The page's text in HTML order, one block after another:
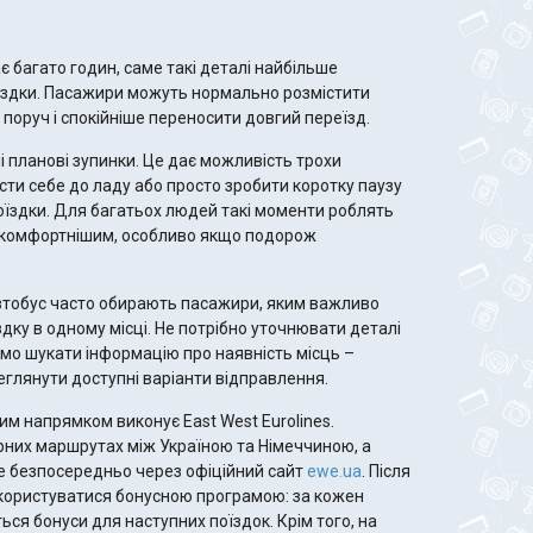
годин, саме такі деталі найбільше
Пасажири можуть нормально розмістити
і спокійніше переносити довгий переїзд.
зупинки. Це дає можливість трохи
себе до ладу або просто зробити коротку паузу
Для багатьох людей такі моменти роблять
особливо якщо подорож
часто обирають пасажири, яким важливо
в одному місці. Не потрібно уточнювати деталі
шукати інформацію про наявність місць –
доступні варіанти відправлення.
напрямком виконує East West Eurolines.
маршрутах між Україною та Німеччиною, а
через офіційний сайтewe.ua . Після
бонусною програмою: за кожен
бонуси для наступних поїздок. Крім того, на